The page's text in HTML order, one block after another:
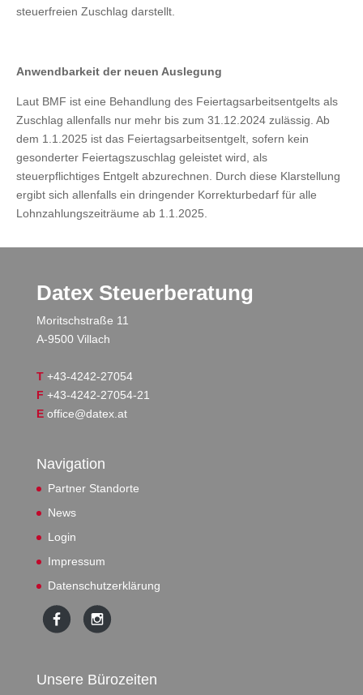
steuerfreien Zuschlag darstellt.
Anwendbarkeit der neuen Auslegung
Laut BMF ist eine Behandlung des Feiertagsarbeitsentgelts als
Zuschlag allenfalls nur mehr bis zum 31.12.2024 zulässig. Ab
dem 1.1.2025 ist das Feiertagsarbeitsentgelt, sofern kein
gesonderter Feiertagszuschlag geleistet wird, als
steuerpflichtiges Entgelt abzurechnen. Durch diese Klarstellung
ergibt sich allenfalls ein dringender Korrekturbedarf für alle
Lohnzahlungszeiträume ab 1.1.2025.
Datex Steuerberatung
Moritschstraße 11
A-9500 Villach
T+43-4242-27054
F +43-4242-27054-21
E office@datex.at
Navigation
Partner Standorte
News
Login
Impressum
Datenschutzerklärung
Unsere Bürozeiten